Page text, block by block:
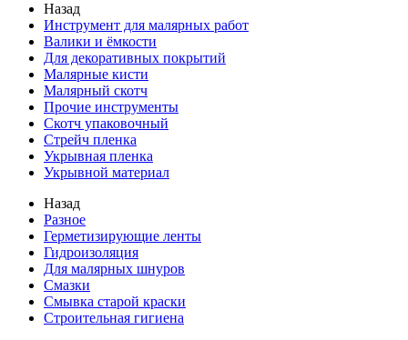
Назад
Инструмент для малярных работ
Валики и ёмкости
Для декоративных покрытий
Малярные кисти
Малярный скотч
Прочие инструменты
Скотч упаковочный
Стрейч пленка
Укрывная пленка
Укрывной материал
Назад
Разное
Герметизирующие ленты
Гидроизоляция
Для малярных шнуров
Смазки
Смывка старой краски
Строительная гигиена